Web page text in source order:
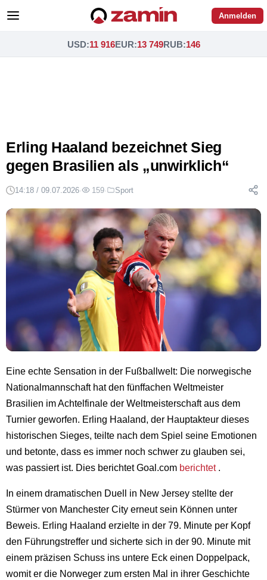
Anmelden
USD:11 916EUR:13 749RUB:146
Erling Haaland bezeichnet Sieg
gegen Brasilien als „unwirklich“
14:18 / 09.07.2026· 159· Sport
Eine echte Sensation in der Fußballwelt: Die norwegische
Nationalmannschaft hat den fünffachen Weltmeister
Brasilien im Achtelfinale der Weltmeisterschaft aus dem
Turnier geworfen. Erling Haaland, der Hauptakteur dieses
historischen Sieges, teilte nach dem Spiel seine Emotionen
und betonte, dass es immer noch schwer zu glauben sei,
was passiert ist. Dies berichtet Goal.com berichtet.
In einem dramatischen Duell in New Jersey stellte der
Stürmer von Manchester City erneut sein Können unter
Beweis. Erling Haaland erzielte in der 79. Minute per Kopf
den Führungstreffer und sicherte sich in der 90. Minute mit
einem präzisen Schuss ins untere Eck einen Doppelpack,
womit er die Norweger zum ersten Mal in ihrer Geschichte